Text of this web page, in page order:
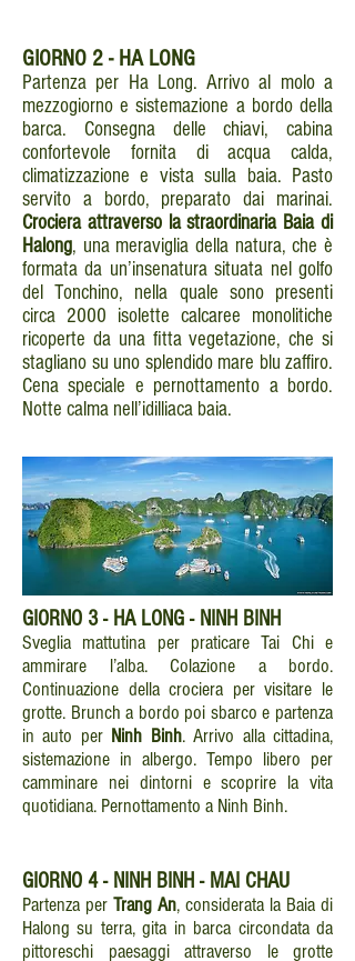
GIORNO 2 - HA LONG
Partenza per Ha Long. Arrivo al molo a
mezzogiorno e sistemazione a bordo della
barca. Consegna delle chiavi, cabina
confortevole fornita di acqua calda,
climatizzazione e vista sulla baia. Pasto
servito a bordo, preparato dai marinai.
Crociera attraverso la straordinaria Baia di
Halong, una meraviglia della natura, che è
formata da un’insenatura situata nel golfo
del Tonchino, nella quale sono presenti
circa 2000 isolette calcaree monolitiche
ricoperte da una fitta vegetazione, che si
stagliano su uno splendido mare blu zaffiro.
Cena speciale e pernottamento a bordo.
Notte calma nell’idilliaca baia.
GIORNO 3 - HA LONG - NINH BINH
Sveglia mattutina per praticare Tai Chi e
ammirare l’alba. Colazione a bordo.
Continuazione della crociera per visitare le
grotte. Brunch a bordo poi sbarco e partenza
in auto per Ninh Binh. Arrivo alla cittadina,
sistemazione in albergo. Tempo libero per
camminare nei dintorni e scoprire la vita
quotidiana. Pernottamento a Ninh Binh.
GIORNO 4 - NINH BINH - MAI CHAU
Partenza per Trang An, considerata la Baia di
Halong su terra, gita in barca circondata da
pittoreschi paesaggi attraverso le grotte